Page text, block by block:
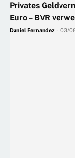
Privates
Euro – BVR
Daniel Fernandez 03/